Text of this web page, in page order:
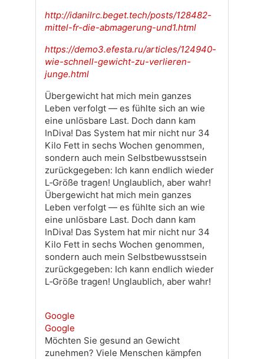
http://idanilrc.beget.tech/posts/128482-
mittel-fr-die-abmagerung-und1.html
https://demo3.efesta.ru/articles/124940-
wie-schnell-gewicht-zu-verlieren-
junge.html
Übergewicht hat mich mein ganzes
Leben verfolgt — es fühlte sich an wie
eine unlösbare Last. Doch dann kam
InDiva! Das System hat mir nicht nur 34
Kilo Fett in sechs Wochen genommen,
sondern auch mein Selbstbewusstsein
zurückgegeben: Ich kann endlich wieder
L‑Größe tragen! Unglaublich, aber wahr!
Übergewicht hat mich mein ganzes
Leben verfolgt — es fühlte sich an wie
eine unlösbare Last. Doch dann kam
InDiva! Das System hat mir nicht nur 34
Kilo Fett in sechs Wochen genommen,
sondern auch mein Selbstbewusstsein
zurückgegeben: Ich kann endlich wieder
L‑Größe tragen! Unglaublich, aber wahr!
Google
Google
Möchten Sie gesund an Gewicht
zunehmen? Viele Menschen kämpfen